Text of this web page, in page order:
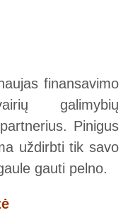
finansavimo
galimybių
Pinigus
uždirbti tik savo
gauti pelno.